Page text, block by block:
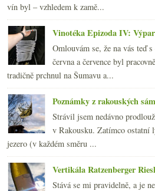
vín byl – vzhledem k zamě...
Vinotéka Epizoda IV:
Omlouvám se, že na vás teď
června a července byl
tradičně prchnul na Šumavu a...
Poznámky z rakouských
Strávil jsem nedávno
v Rakousku. Zatímco ostatní
jezero (v každém směru ...
Vertikála Ratzenberger
Stává se mi pravidelně, a je